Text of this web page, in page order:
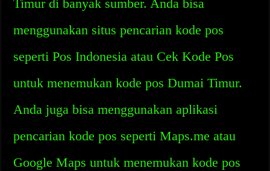
Timur di banyak sumber. Anda bisa
menggunakan situs pencarian kode pos
seperti Pos Indonesia atau Cek Kode Pos
untuk menemukan kode pos Dumai Timur.
Anda juga bisa menggunakan aplikasi
pencarian kode pos seperti Maps.me atau
Google Maps untuk menemukan kode pos